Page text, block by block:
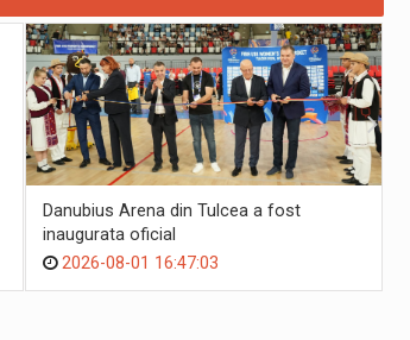
Danubius Arena din Tulcea a fost
inaugurata oficial
2026-08-01 16:47:03